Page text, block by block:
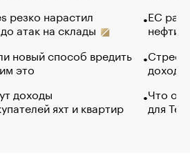
резко нарастил
атак на склады
новый способ вредить
это
доходы
яхт и квартир
ЕС
нефти
Что
для